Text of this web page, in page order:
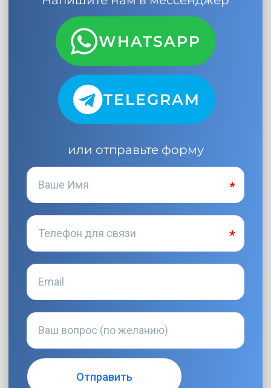
WHATSAPP
TELEGRAM
или отправьте форму